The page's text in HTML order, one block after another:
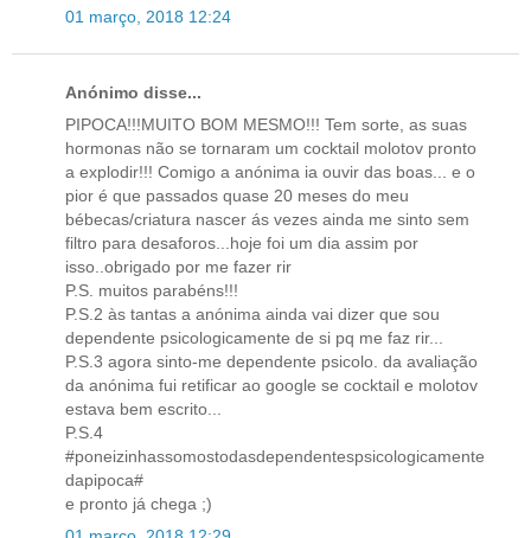
01 março, 2018 12:24
Anónimo disse...
PIPOCA!!!MUITO BOM MESMO!!! Tem sorte, as suas
hormonas não se tornaram um cocktail molotov pronto
a explodir!!! Comigo a anónima ia ouvir das boas... e o
pior é que passados quase 20 meses do meu
bébecas/criatura nascer ás vezes ainda me sinto sem
filtro para desaforos...hoje foi um dia assim por
isso..obrigado por me fazer rir
P.S. muitos parabéns!!!
P.S.2 às tantas a anónima ainda vai dizer que sou
dependente psicologicamente de si pq me faz rir...
P.S.3 agora sinto-me dependente psicolo. da avaliação
da anónima fui retificar ao google se cocktail e molotov
estava bem escrito...
P.S.4
#poneizinhassomostodasdependentespsicologicamente
dapipoca#
e pronto já chega ;)